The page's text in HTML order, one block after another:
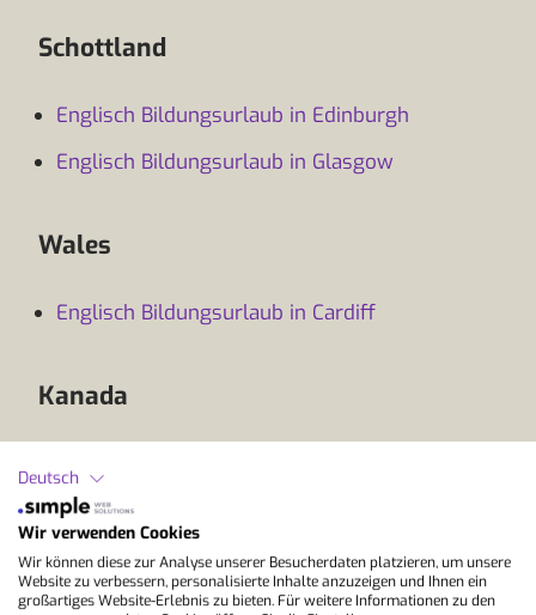
Schottland
Englisch Bildungsurlaub in Edinburgh
Englisch Bildungsurlaub in Glasgow
Wales
Englisch Bildungsurlaub in Cardiff
Kanada
Englisch Bildungsurlaub in Toronto
Englisch Bildungsurlaub in Vancouver
Englisch Bildungsurlaub in Montreal
Englisch Bildungsurlaub in Victoria /
Vancouver Island
Deutsch
Wir verwenden Cookies
Wir können diese zur Analyse unserer Besucherdaten platzieren, um unsere
Website zu verbessern, personalisierte Inhalte anzuzeigen und Ihnen ein
großartiges Website-Erlebnis zu bieten. Für weitere Informationen zu den